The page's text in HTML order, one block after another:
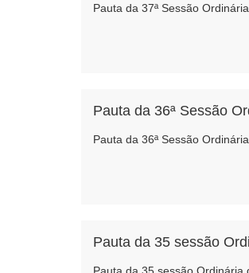
Pauta da 37ª Sessão
Pauta da 36ª Sessão
Pauta da 36ª Sessão
Pauta da 35 sessão